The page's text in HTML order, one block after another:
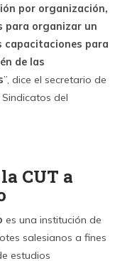
los ochenta por el
, quien junto a un
CETRA-CEALen el
Coordinadora
al alero de la Vicaría
en Chile y
CUT.
el ministro del
las características
estaba su
de diversos
los unía la lucha